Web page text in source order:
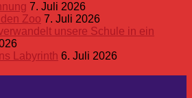
7. Juli 2026
Zoo 7. Juli 2026
unsere Schule in ein
Labyrinth 6. Juli 2026